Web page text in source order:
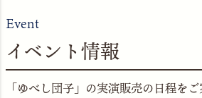
Event
イベント情報
「ゆべし団子」の実演販売の日程をご